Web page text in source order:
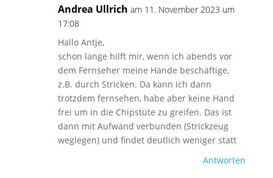
Andrea Ullrich am 11. November 2023 um
17:08
Hallo Antje,
schon lange hilft mir, wenn ich abends vor
dem Fernseher meine Hände beschäftige,
z.B. durch Stricken. Da kann ich dann
trotzdem fernsehen, habe aber keine Hand
frei um in die Chipstüte zu greifen. Das ist
dann mit Aufwand verbunden (Strickzeug
weglegen) und findet deutlich weniger statt
Antworten